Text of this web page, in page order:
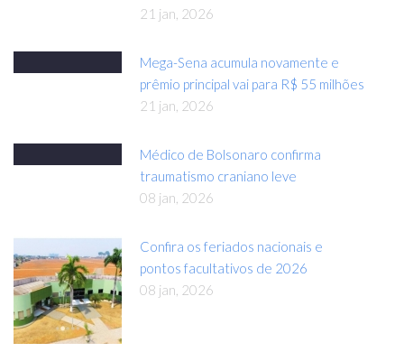
21 jan, 2026
Mega-Sena acumula novamente e
prêmio principal vai para R$ 55 milhões
21 jan, 2026
Médico de Bolsonaro confirma
traumatismo craniano leve
08 jan, 2026
Confira os feriados nacionais e
pontos facultativos de 2026
08 jan, 2026